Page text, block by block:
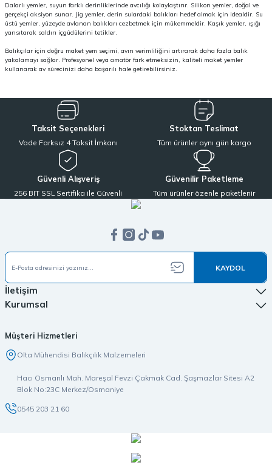
Dalarlı yemler, suyun farklı derinliklerinde avcılığı kolaylaştırır. Silikon yemler, doğal ve
gerçekçi aksiyon sunar. Jig yemler, derin sulardaki balıkları hedef almak için idealdir. Su
üstü yemler, yüzeyde avlanan balıkları cezbetmek için mükemmeldir. Kaşık yemler, ışığı
yansıtarak saldırı içgüdülerini tetikler.
Balıkçılar için doğru maket yem seçimi, avın verimliliğini artırarak daha fazla balık
yakalamayı sağlar. Profesyonel veya amatör fark etmeksizin, kaliteli maket yemler
kullanarak av sürecinizi daha başarılı hale getirebilirsiniz.
Taksit Seçenekleri
Vade Farksız 4 Taksit İmkanı
Stoktan Teslimat
Tüm ürünler aynı gün kargo
Güvenli Alışveriş
256 BIT SSL Sertifika ile Güvenli
Güvenilir Paketleme
Tüm ürünler özenle paketlenir
KAYDOL
İletişim
Kurumsal
Müşteri Hizmetleri
Olta Mühendisi Balıkçılık Malzemeleri
Hacı Osmanlı Mah. Mareşal Fevzi Çakmak Cad. Şaşmazlar Sitesi A2
Blok No:23C Merkez/Osmaniye
0545 203 21 60